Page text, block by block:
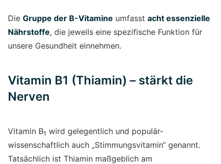
Die Gruppe der B-Vitamine umfasst acht essenzielle
Nährstoffe, die jeweils eine spezifische Funktion für
unsere Gesundheit einnehmen.
Vitamin B1 (Thiamin) – stärkt die
Nerven
Vitamin B1 wird gelegentlich und populär-
wissenschaftlich auch „Stimmungsvitamin“ genannt.
Tatsächlich ist Thiamin maßgeblich am